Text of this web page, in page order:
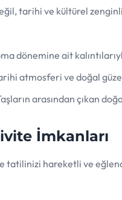
tarihi ve kültürel
dönemine ait
atmosferi ve doğal
arasından çıkan
İmkanları
tatilinizi hareketli ve